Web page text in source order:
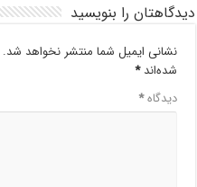
دیدگاهتان را بنویسید
نشانی ایمیل شما منتشر نخواهد شد.
شده‌اند*
دیدگاه*